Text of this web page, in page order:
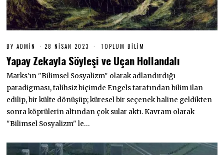
BYADMIN 28 NISAN 2023
N
S
A
N
2
2
TOPLUM BILIM
Yapay Zekayla Söyleşi ve Uçan Hollandalı
Marks'ın "Bilimsel Sosyalizm" olarak adlandırdığı
paradigması, talihsiz biçimde Engels tarafından bilim ilan
edilip, bir külte dönüşüp; küresel bir seçenek haline geldikten
sonra köprülerin altından çok sular aktı. Kavram olarak
"Bilimsel Sosyalizm" le…